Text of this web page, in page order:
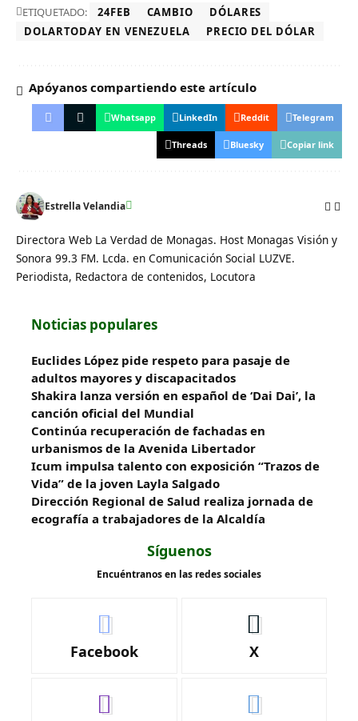
ETIQUETADO: 24FEB CAMBIO
DÓLARES
DOLARTODAY EN VENEZUELA
PRECIO DEL DÓLAR
Apóyanos compartiendo este artículo
Whatsapp LinkedIn Reddit Telegram
Threads Bluesky Copiar link
Estrella Velandia
Directora Web La Verdad de Monagas. Host Monagas Visión y
Sonora 99.3 FM. Lcda. en Comunicación Social LUZVE.
Periodista, Redactora de contenidos, Locutora
Noticias populares
Euclides López pide respeto para pasaje de
adultos mayores y discapacitados
Shakira lanza versión en español de ‘Dai Dai’, la
canción oficial del Mundial
Continúa recuperación de fachadas en
urbanismos de la Avenida Libertador
Icum impulsa talento con exposición “Trazos de
Vida” de la joven Layla Salgado‎
‎Dirección Regional de Salud realiza jornada de
ecografía a trabajadores de la Alcaldía
Síguenos
Encuéntranos en las redes sociales
Facebook X